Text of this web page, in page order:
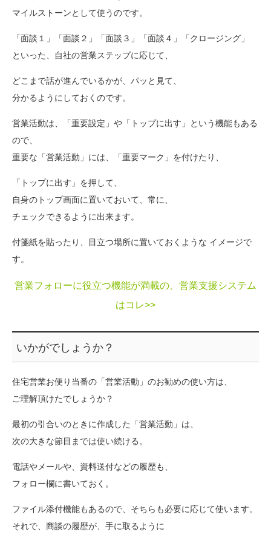
マイルストーンとして使うのです。
「面談１」「面談２」「面談３」「面談４」「クロージング」
といった、自社の営業ステップに応じて、
どこまで話が進んでいるかが、パッと見て、
分かるようにしておくのです。
営業活動は、「重要設定」や「トップに出す」という機能もある
ので、
重要な「営業活動」には、「重要マーク」を付けたり、
「トップに出す」を押して、
自身のトップ画面に置いておいて、常に、
チェックできるように出来ます。
付箋紙を貼ったり、目立つ場所に置いておくような イメージで
す。
営業フォローに役立つ機能が満載の、営業支援システム
はコレ>>
いかがでしょうか？
住宅営業お便り当番の「営業活動」のお勧めの使い方は、
ご理解頂けたでしょうか？
最初の引合いのときに作成した「営業活動」は、
次の大きな節目までは使い続ける。
電話やメールや、資料送付などの履歴も、
フォロー欄に書いておく。
ファイル添付機能もあるので、そちらも必要に応じて使います。
それで、商談の履歴が、手に取るように